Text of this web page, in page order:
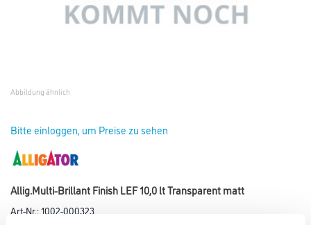
Abbildung ähnlich
Bitte einloggen, um Preise zu sehen
Allig.Multi-Brillant Finish LEF 10,0 lt Transparent matt
Art-Nr.:1002-000323